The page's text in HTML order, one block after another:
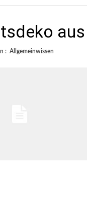
: Allgemeinwissen